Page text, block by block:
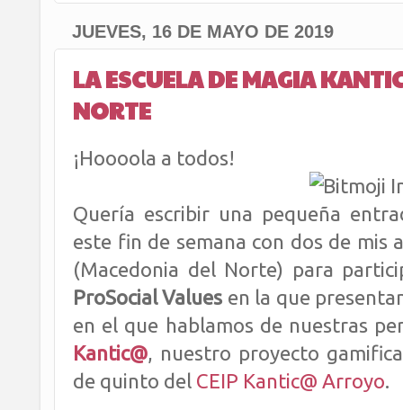
JUEVES, 16 DE MAYO DE 2019
LA ESCUELA DE MAGIA
NORTE
¡Hoooola a todos!
Quería escribir una pequeña
este fin de semana con dos de mis
(Macedonia del Norte) para
ProSocial Values en la que
en el que hablamos de nuestras
Kantic@, nuestro proyecto
de quinto del CEIP Kantic@ Arroyo.